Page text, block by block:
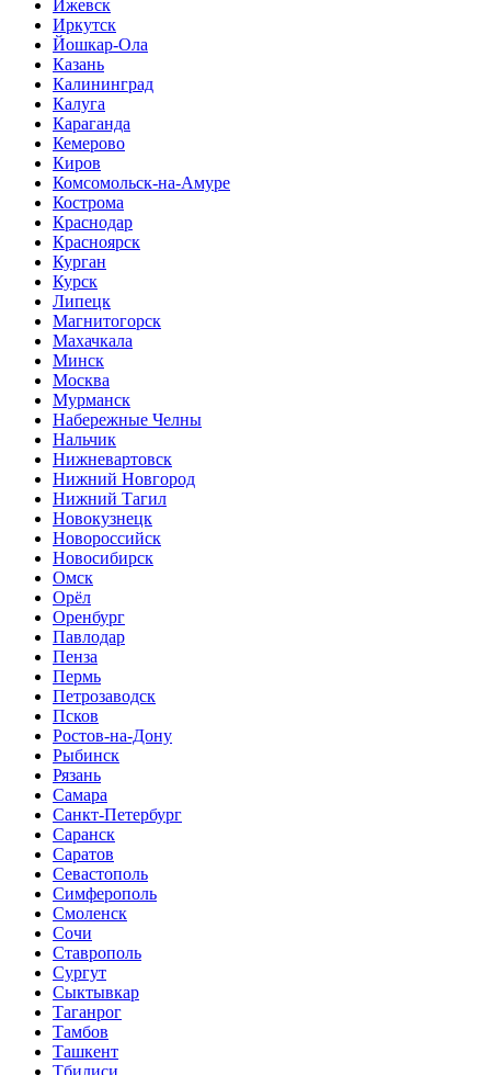
Ижевск
Иркутск
Йошкар-Ола
Казань
Калининград
Калуга
Караганда
Кемерово
Киров
Комсомольск-на-Амуре
Кострома
Краснодар
Красноярск
Курган
Курск
Липецк
Магнитогорск
Махачкала
Минск
Москва
Мурманск
Набережные Челны
Нальчик
Нижневартовск
Нижний Новгород
Нижний Тагил
Новокузнецк
Новороссийск
Новосибирск
Омск
Орёл
Оренбург
Павлодар
Пенза
Пермь
Петрозаводск
Псков
Ростов-на-Дону
Рыбинск
Рязань
Самара
Санкт-Петербург
Саранск
Саратов
Севастополь
Симферополь
Смоленск
Сочи
Ставрополь
Сургут
Сыктывкар
Таганрог
Тамбов
Ташкент
Тбилиси